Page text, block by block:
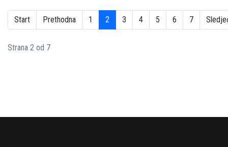
Start Prethodna 1 2 3 4 5 6 7
Strana 2 od 7